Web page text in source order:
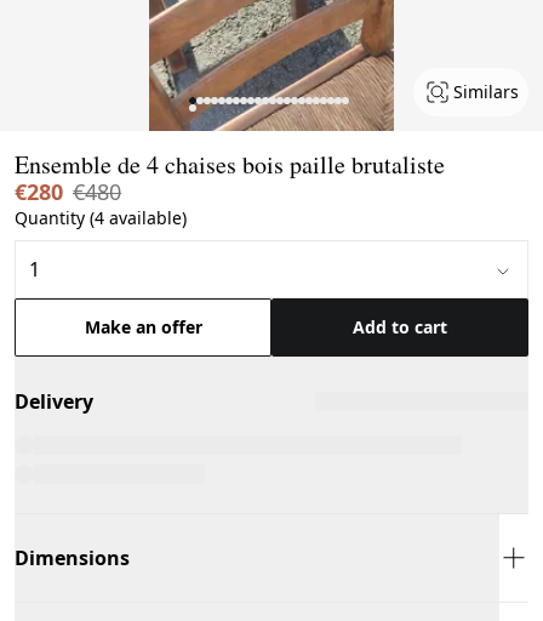
Similars
Ensemble de 4 chaises bois paille brutaliste
€280 €480
Quantity (4 available)
Make an offer Add to cart
Delivery
Dimensions